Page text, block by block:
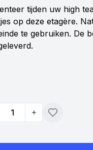
tijden uw high
op deze etagère.
te gebruiken. De
Toevoegen